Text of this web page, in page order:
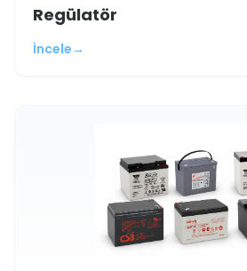
Regülatör
İncele →